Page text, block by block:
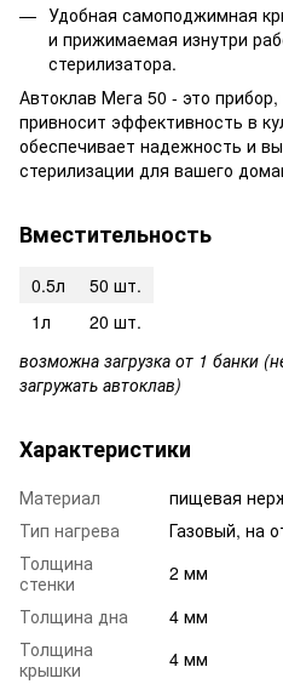
Удобная самоподжимная
и прижимаемая изнутри
стерилизатора.
Автоклав Мега 50 - это
привносит эффективность в
обеспечивает надежность и
стерилизации для вашего
Вместительность
0.5л
50 шт.
1л
20 шт.
возможна загрузка от 1 банки
загружать автоклав)
Характеристики
Материал
пищевая
Тип нагрева
Газовый, на
Толщина
стенки
2 мм
Толщина дна
4 мм
Толщина
крышки
4 мм